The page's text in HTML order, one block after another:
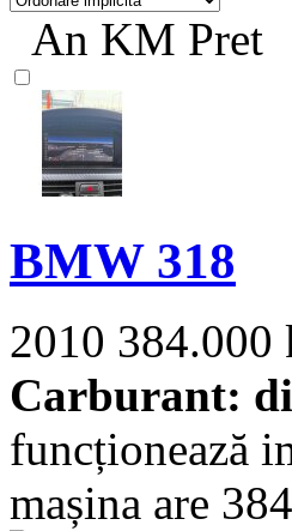
An KM Pret
BMW 318
2010 384.000
Carburant:
funcționează
mașina are